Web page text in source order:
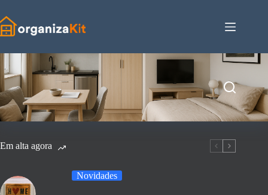
para
o
conteúdo
Em alta agora
Novidades